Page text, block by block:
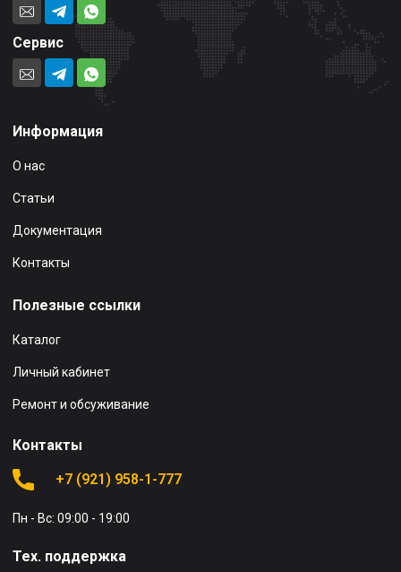
Сервис
Информация
О нас
Статьи
Документация
Контакты
Полезные ссылки
Каталог
Личный кабинет
Ремонт и обсуживание
Контакты
+7 (921) 958-1-777
Пн - Вс: 09:00 - 19:00
Тех. поддержка